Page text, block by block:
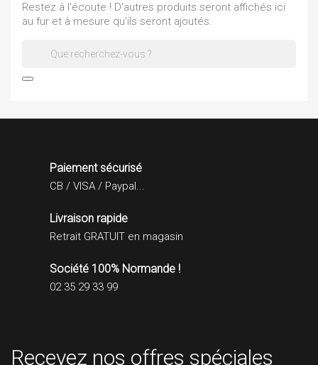
Restez à l'écoute ! D'autres produits seront affichés ici
au fur et à mesure qu'ils seront ajoutés.
Paiement sécurisé
CB / VISA / Paypal...
Livraison rapide
Retrait GRATUIT en magasin
Société 100% Normande !
02 35 29 33 99
Recevez nos offres spéciales